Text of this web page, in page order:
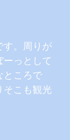
す。周りが
ーっとして
ところで
そこも観光